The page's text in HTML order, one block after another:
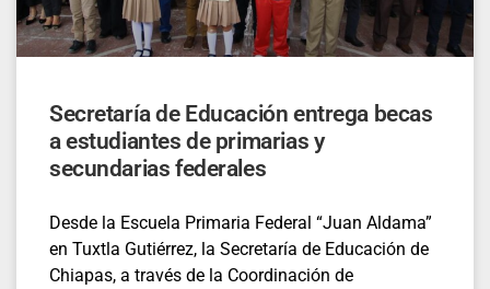
Secretaría de Educación entrega becas
a estudiantes de primarias y
secundarias federales
Desde la Escuela Primaria Federal “Juan Aldama”
en Tuxtla Gutiérrez, la Secretaría de Educación de
Chiapas, a través de la Coordinación de